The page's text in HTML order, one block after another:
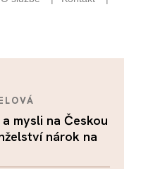
mysli na Českou
nárok na